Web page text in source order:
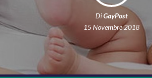
DiGayPost
15 Novembre 2018